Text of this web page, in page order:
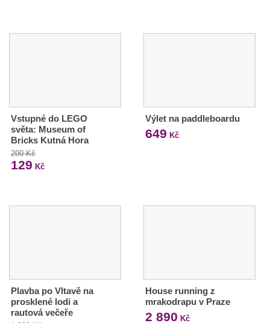
Vstupné do LEGO
světa: Museum of
Bricks Kutná Hora
200 Kč
129 Kč
Výlet na paddleboardu
649 Kč
Plavba po Vltavě na
prosklené lodi a
rautová večeře
House running z
mrakodrapu v Praze
2 890 Kč